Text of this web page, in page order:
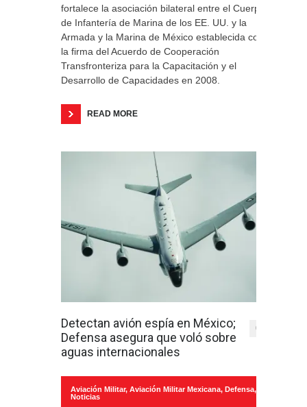
fortalece la asociación bilateral entre el Cuerpo
de Infantería de Marina de los EE. UU. y la
Armada y la Marina de México establecida con
la firma del Acuerdo de Cooperación
Transfronteriza para la Capacitación y el
Desarrollo de Capacidades en 2008.
READ MORE
Detectan avión espía en México;
Defensa asegura que voló sobre
aguas internacionales
0
Aviación Militar, Aviación Militar Mexicana, Defensa,
Noticias